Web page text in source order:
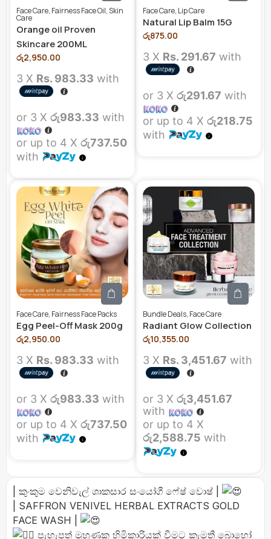
Face Care, Fairness Face Oil,Skin
Care
Orange oil Proven
Skincare 200ML
රු2,950.00
3 X Rs. 983.33 with
or 3 X රු983.33 with
or up to 4 X රු737.50
with
Face Care, Lip Care
Natural Lip Balm 15G
රු875.00
3 X Rs. 291.67 with
or 3 X රු291.67 with
or up to 4 X රු218.75
with
Face Care, Fairness Face Packs
Egg Peel-Off Mask 200g
රු2,950.00
3 X Rs. 983.33 with
or 3 X රු983.33 with
or up to 4 X රු737.50
with
Bundle Deals, Face Care
Radiant Glow Collection
රු10,355.00
3 X Rs. 3,451.67 with
or 3 X රු3,451.67
with
or up to 4 X
රු2,588.75 with
| කුංකුම වෙනිවැල් ශාකසාර සංයෝගී ෆේෂ් වොෂ් |
| SAFFRON VENIVEL HERBAL EXTRACTS GOLD
FACE WASH |
පැහැපත් මුහුණක හිමිකාරියක් වීමට කැමතී බොහෝ